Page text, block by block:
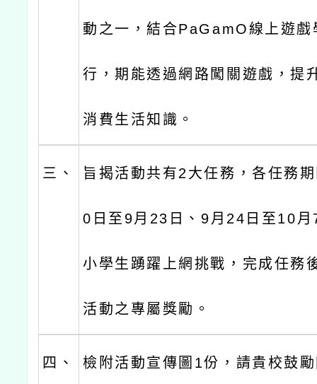
動之一，結合PaGamO線上遊戲
行，期能透過網路闖關遊戲，提
消費生活知識。
三、 旨揭活動共有2大任務，各任務
0日至9月23日、9月24日至10月
小學生踴躍上網挑戰，完成任務
活動之專屬獎勵。
四、 檢附活動宣傳圖1份，請貴校鼓